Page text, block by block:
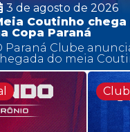
3 de agosto de 2026
Coutinho
Copa Paraná
Paraná Clube
do meia